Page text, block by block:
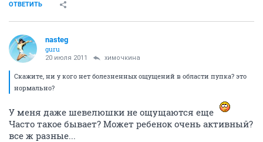
ОТВЕТИТЬ
nasteg
guru
20 июля 2011 химочкина
Скажите, ни у кого нет болезненных ощущений в области пупка? это
нормально?
У меня даже шевелюшки не ощущаются еще
Часто такое бывает? Может ребенок очень активный?
все ж разные...